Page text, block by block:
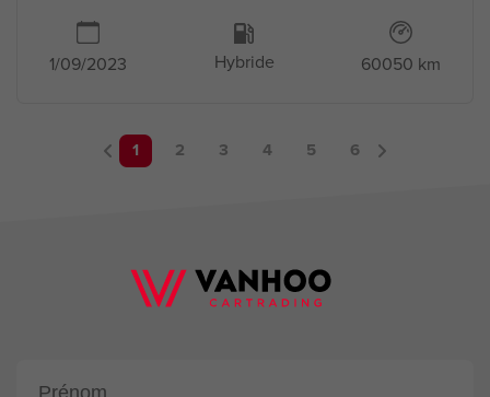
1/09/2023 Hybride 60050 km
1 2 3 4 5 6